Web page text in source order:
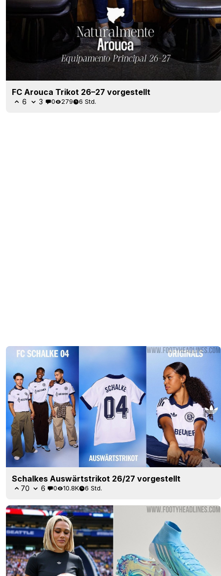
FC Arouca Trikot 26–27 vorgestellt
6 3 0 279 6 Std.
Schalkes Auswärtstrikot 26/27 vorgestellt
70 6 0 10.8K 6 Std.